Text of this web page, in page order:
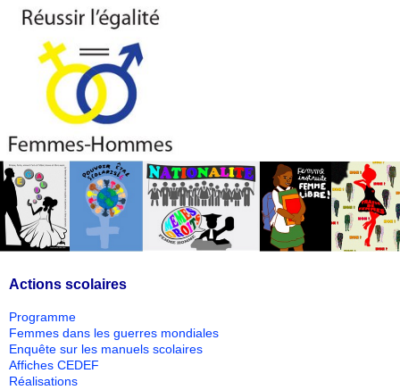
Actions scolaires
Programme
Femmes dans les guerres mondiales
Enquête sur les manuels scolaires
Affiches CEDEF
Réalisations